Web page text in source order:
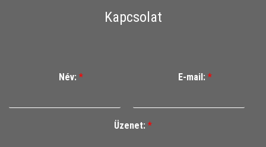
Kapcsolat
Név: * E-mail: *
Üzenet: *